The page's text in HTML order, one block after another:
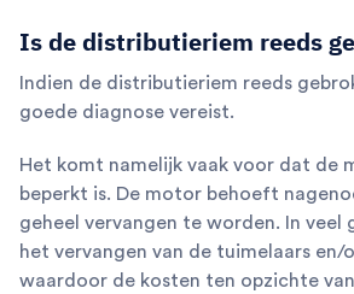
Is de distributieriem reeds
Indien de distributieriem reeds
goede diagnose vereist.
Het komt namelijk vaak voor dat de
beperkt is. De motor behoeft
geheel vervangen te worden. In veel
het vervangen van de tuimelaars en/
waardoor de kosten ten opzichte